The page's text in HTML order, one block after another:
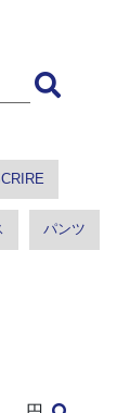
パンツ